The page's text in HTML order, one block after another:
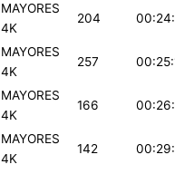
MAYORES
4K
204
MAYORES
4K
257
MAYORES
4K
166
MAYORES
4K
142